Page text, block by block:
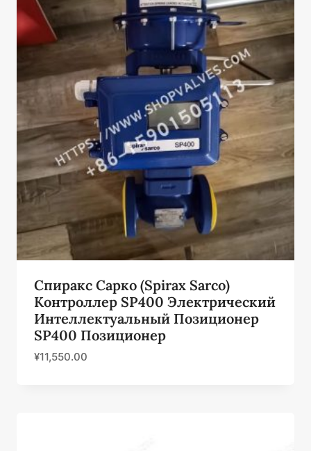
Спиракс Сарко (Spirax Sarco)
Контроллер SP400 Электрический
Интеллектуальный Позиционер
SP400 Позиционер
¥11,550.00